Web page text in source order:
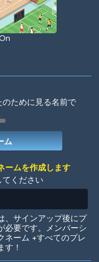
ために見る名前で
ームを作成します
てください
、サインアップ後にプ
必要です。メンバーシ
ネーム +すべてのプレ
す！